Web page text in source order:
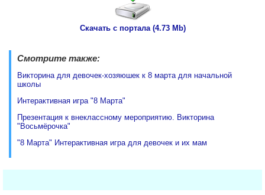
Скачать с портала (4.73 Mb)
Смотрите также:
Викторина для девочек-хозяюшек к 8 марта для начальной
школы
Интерактивная игра "8 Марта"
Презентация к внеклассному мероприятию. Викторина
"Восьмёрочка"
"8 Марта" Интерактивная игра для девочек и их мам